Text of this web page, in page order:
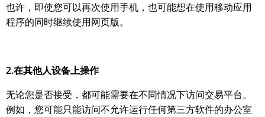
也许，即使您可以再次使用手机，也可能想在使用移动应用
程序的同时继续使用网页版。
2.在其他人设备上操作
无论您是否接受，都可能需要在不同情况下访问交易平台。
例如，您可能只能访问不允许运行任何第三方软件的办公室